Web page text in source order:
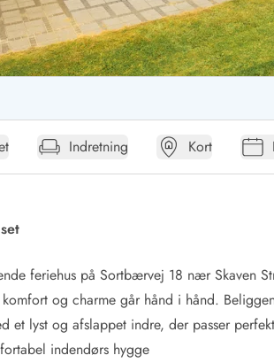
KidsVIPEsmark VIP partnerfordele
vand...)
Indretning Kort
feriehus på Sortbærvej 18 nær
og charme går hånd i hånd.
et lyst og afslappet indre, der passer
indendørs hygge